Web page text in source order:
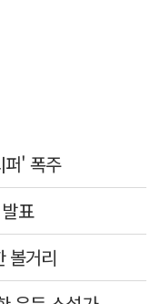
퍼' 폭주
표
볼거리